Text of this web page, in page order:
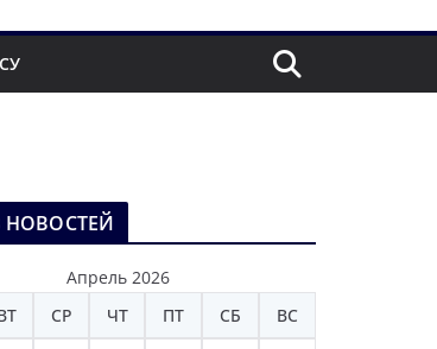
НОВОСТЕЙ
Апрель 2026
СР ЧТ ПТ СБ ВС